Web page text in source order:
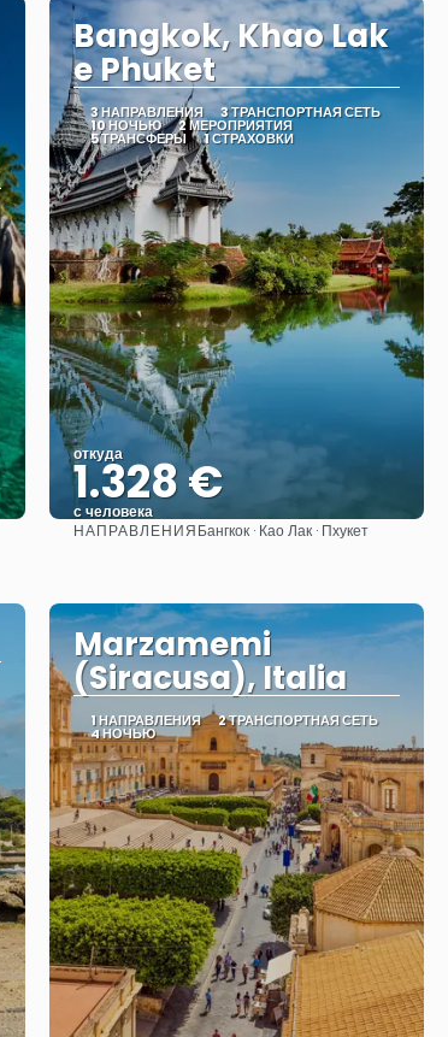
Bangkok, Khao Lak
e Phuket
3 НАПРАВЛЕНИЯ 3 ТРАНСПОРТНАЯ СЕТЬ
10 НОЧЬЮ 2 МЕРОПРИЯТИЯ
5 ТРАНСФЕРЫ 1 СТРАХОВКИ
откуда
1.328 €
с человека
Видеть
НАПРАВЛЕНИЯБангкок · Као Лак · Пхукет
Marzamemi
(Siracusa), Italia
1 НАПРАВЛЕНИЯ 2 ТРАНСПОРТНАЯ СЕТЬ
4 НОЧЬЮ